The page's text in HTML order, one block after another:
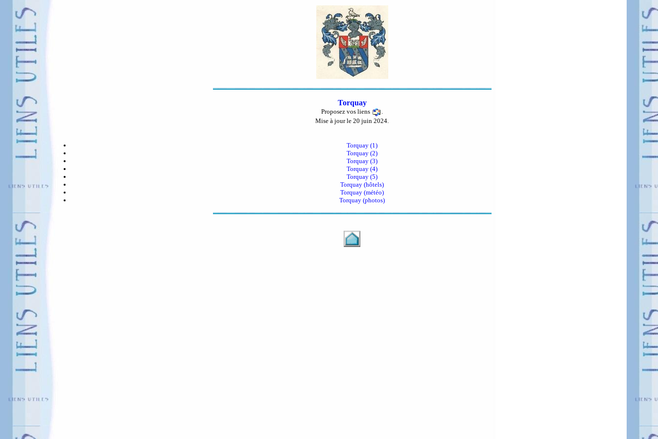
Torquay
Proposez vos liens
Mise à jour le 20 juin 2024.
Torquay (1)
Torquay (2)
Torquay (3)
Torquay (4)
Torquay (5)
Torquay (hôtels)
Torquay (météo)
Torquay (photos)